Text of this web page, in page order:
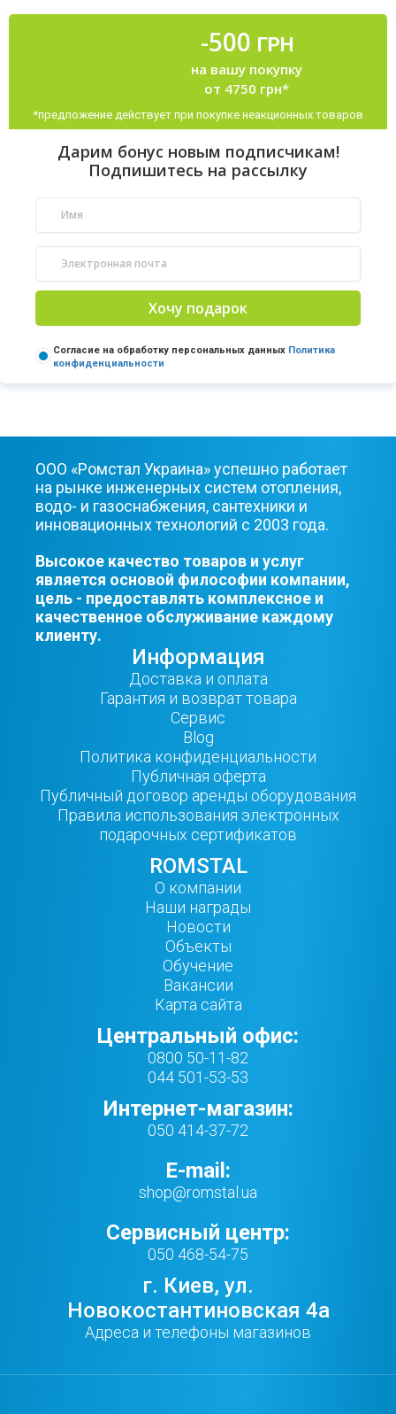
-500 ГРН
на вашу покупку
от 4750 грн*
*предложение действует при покупке неакционных товаров
Дарим бонус новым подписчикам!
Подпишитесь на рассылку
Хочу подарок
Согласие на обработку персональных данных Политика
конфиденциальности
ООО «Ромстал Украина» успешно работает
на рынке инженерных систем отопления,
водо- и газоснабжения, сантехники и
инновационных технологий с 2003 года.
Высокое качество товаров и услуг
является основой философии компании,
цель - предоставлять комплексное и
качественное обслуживание каждому
клиенту.
Информация
Доставка и оплата
Гарантия и возврат товара
Сервис
Blog
Политика конфиденциальности
Публичная оферта
Публичный договор аренды оборудования
Правила использования электронных
подарочных сертификатов
ROMSTAL
О компании
Наши награды
Новости
Объекты
Обучение
Вакансии
Карта сайта
Центральный офис:
0800 50-11-82
044 501-53-53
Интернет-магазин:
050 414-37-72
E-mail:
shop@romstal.ua
Сервисный центр:
050 468-54-75
г. Киев, ул.
Новокостантиновская 4а
Адреса и телефоны магазинов